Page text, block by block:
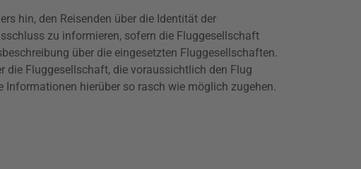
hin, den Reisenden über die Identität der
zu informieren, sofern die Fluggesellschaft
über die eingesetzten Fluggesellschaften.
die Fluggesellschaft, die voraussichtlich den Flug
hierüber so rasch wie möglich zugehen.